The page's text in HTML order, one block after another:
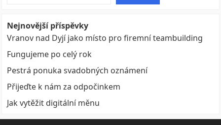
Nejnovější příspěvky
Vranov nad Dyjí jako místo pro firemní teambuilding
Fungujeme po celý rok
Pestrá ponuka svadobných oznámení
Přijeďte k nám za odpočinkem
Jak vytěžit digitální měnu